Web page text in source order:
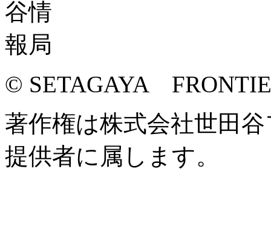
© SETAGAYA
著作権は株式会社世田
提供者に属します。